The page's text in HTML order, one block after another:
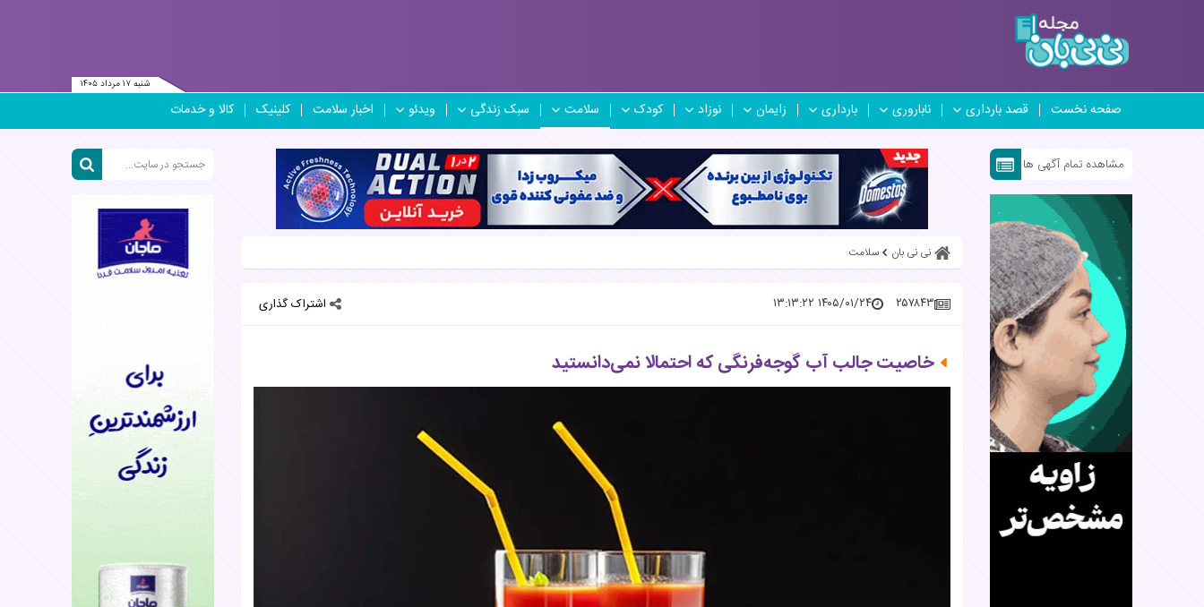
شنبه ۱۷ مرداد ۱۴۰۵
صفحه نخست قصد بارداری ناباروری بارداری زایمان نوزاد کودک سلامت سبک زندگی ویدئو اخبار سلامت کلینیک کالا و خدمات
مشاهده تمام آگهی ها
نی نی بان سلامت
۲۵۷۸۴۳ ۱۴۰۵/۰۱/۲۴ ۱۳:۱۳:۲۲ اشتراک گذاری
خاصیت جالب آب گوجه‌فرنگی که احتمالا نمی‌دانستید